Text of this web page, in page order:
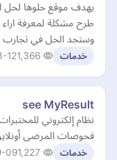
يهدف موقع حلوها لحل
طرح مشكلة لمعرفة اراء
وستجد الحل في تجارب
خدمات 12
see MyResult
نظام إلكتروني
فحوصات المرضى
خدمات 09